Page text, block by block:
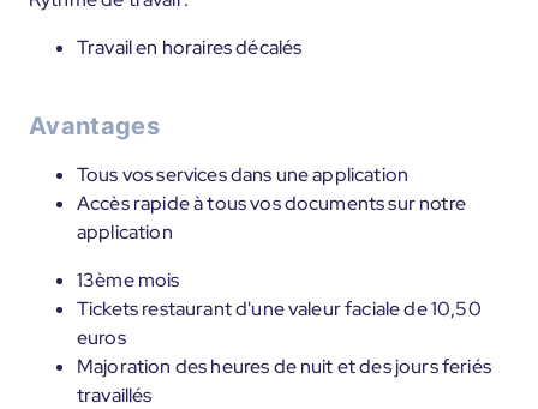
Travail en horaires décalés
Avantages
Tous vos services dans une application
Accès rapide à tous vos documents sur notre
application
13ème mois
Tickets restaurant d'une valeur faciale de 10,50
euros
Majoration des heures de nuit et des jours feriés
travaillés